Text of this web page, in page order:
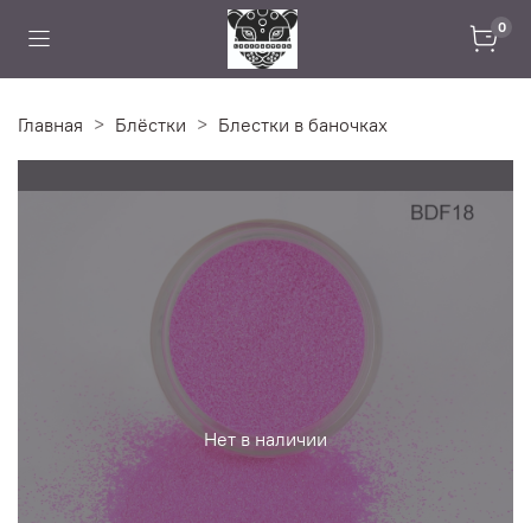
0
Главная Блёстки Блестки в баночках
Нет в наличии